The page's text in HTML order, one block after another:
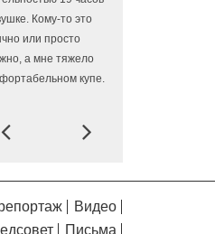
области
труженики
жилье с
Prev
Кому-то это
или просто
а мне тяжело
купе.
Видео
Письма